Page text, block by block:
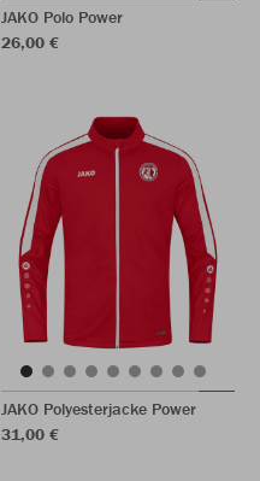
JAKO Polo Power
26,00 €
JAKO Polyesterjacke Power
31,00 €